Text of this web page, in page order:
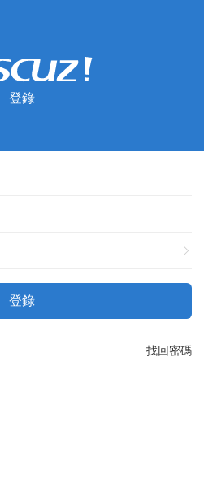
登錄
登錄
找回密碼